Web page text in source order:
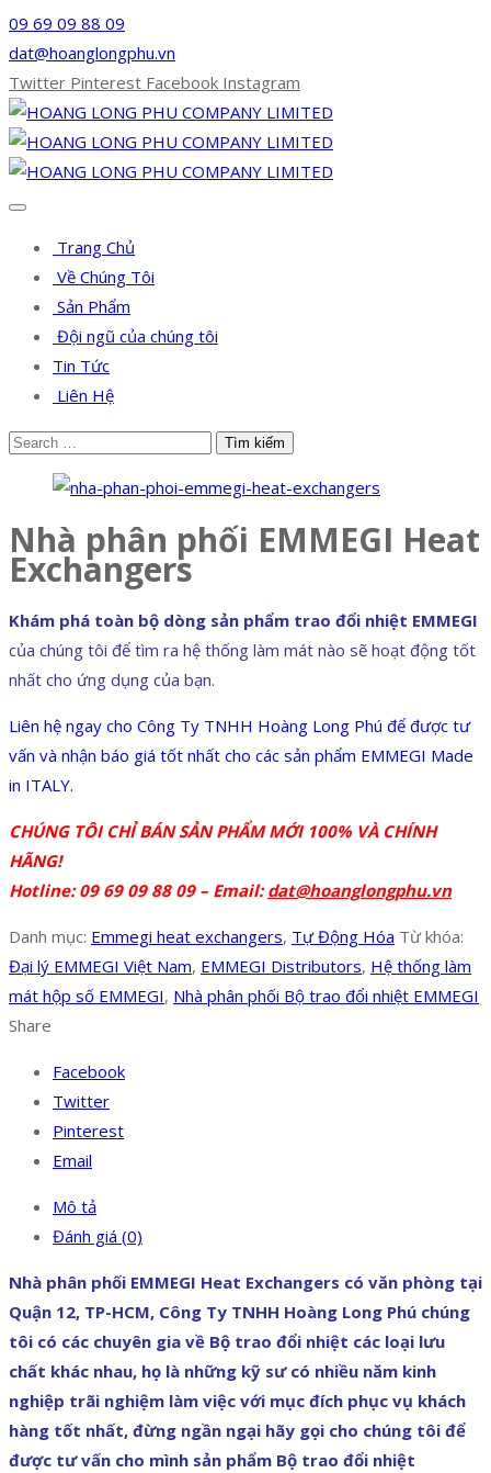
09 69 09 88 09
dat@hoanglongphu.vn
Twitter Pinterest Facebook Instagram
Trang Chủ
Về Chúng Tôi
Sản Phẩm
Đội ngũ của chúng tôi
Tin Tức
Liên Hệ
Nhà phân phối EMMEGI Heat
Exchangers
Khám phá toàn bộ dòng sản phẩm trao đổi nhiệt EMMEGI
của chúng tôi để tìm ra hệ thống làm mát nào sẽ hoạt động tốt
nhất cho ứng dụng của bạn.
Liên hệ ngay cho Công Ty TNHH Hoàng Long Phú để được tư
vấn và nhận báo giá tốt nhất cho các sản phẩm EMMEGI Made
in ITALY.
CHÚNG TÔI CHỈ BÁN SẢN PHẨM MỚI 100% VÀ CHÍNH
HÃNG!
Hotline: 09 69 09 88 09 – Email:dat@hoanglongphu.vn
Danh mục: Emmegi heat exchangers, Tự Động Hóa Từ khóa:
Đại lý EMMEGI Việt Nam, EMMEGI Distributors, Hệ thống làm
mát hộp số EMMEGI, Nhà phân phối Bộ trao đổi nhiệt EMMEGI
Share
Facebook
Twitter
Pinterest
Email
Mô tả
Đánh giá (0)
Nhà phân phối EMMEGI Heat Exchangers có văn phòng tại
Quận 12, TP-HCM, Công Ty TNHH Hoàng Long Phú chúng
tôi có các chuyên gia về Bộ trao đổi nhiệt các loại lưu
chất khác nhau, họ là những kỹ sư có nhiều năm kinh
nghiệp trãi nghiệm làm việc với mục đích phục vụ khách
hàng tốt nhất, đừng ngần ngại hãy gọi cho chúng tôi để
được tư vấn cho mình sản phẩm Bộ trao đổi nhiệt